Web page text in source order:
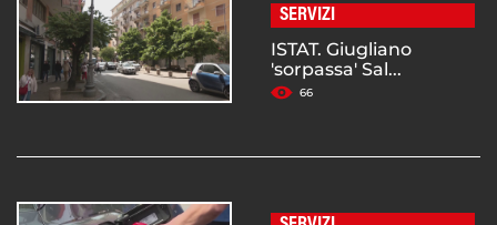
SERVIZI
ISTAT. Giugliano
'sorpassa' Sal...
66